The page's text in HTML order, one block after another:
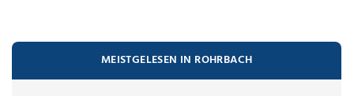
MEISTGELESEN IN ROHRBACH